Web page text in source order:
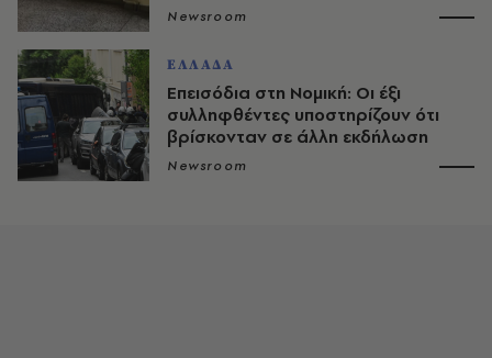
Newsroom
ΕΛΛΑΔΑ
Επεισόδια στη Νομική: Οι έξι
συλληφθέντες υποστηρίζουν ότι
βρίσκονταν σε άλλη εκδήλωση
Newsroom